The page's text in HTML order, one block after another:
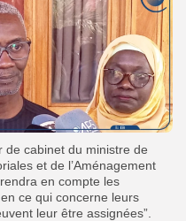
de cabinet du ministre de
et de l’Aménagement
en compte les
ce qui concerne leurs
leur être assignées”.